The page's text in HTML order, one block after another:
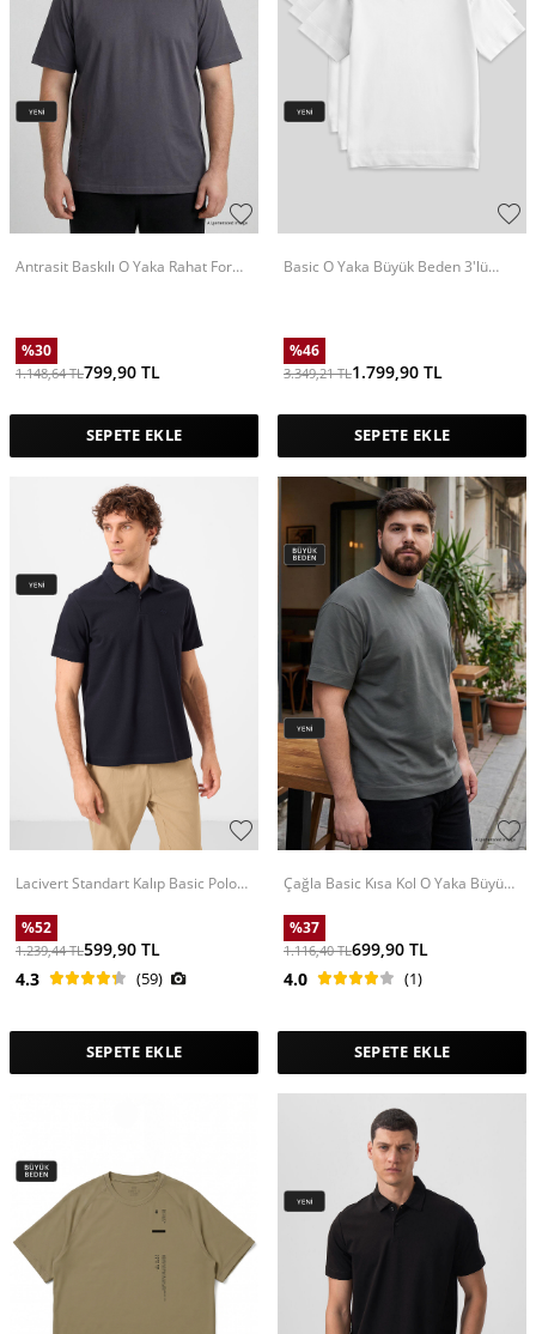
Antrasit Baskılı O Yaka Rahat Form
%30
1.148,64TL799,90 TL
SEPETE EKLE
Basic O Yaka Büyük Beden 3'lü
%46
3.349,21TL1.799,90 TL
SEPETE EKLE
Lacivert Standart Kalıp Basic Polo
%52
1.239,44TL599,90 TL
4.3
(59)
SEPETE EKLE
Çağla Basic Kısa Kol O Yaka Büyük
%37
1.116,40TL699,90 TL
4.0
(1)
SEPETE EKLE